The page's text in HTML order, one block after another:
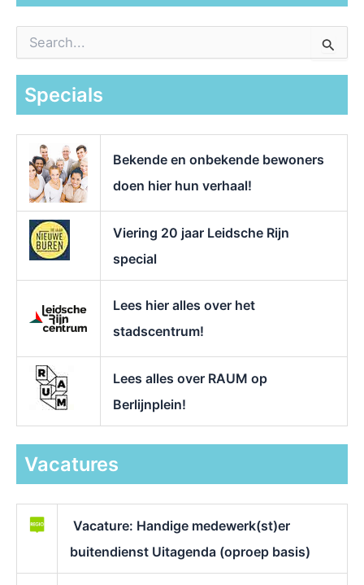
a
Specials
Bekende en onbekende bewoners
doen hier hun verhaal!
Viering 20 jaar Leidsche Rijn
special
Lees hier alles over het
stadscentrum!
Lees alles over RAUM op
Berlijnplein!
Vacatures
Vacature: Handige medewerk(st)er
buitendienst Uitagenda (oproep basis)